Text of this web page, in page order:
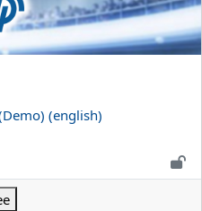
(english)